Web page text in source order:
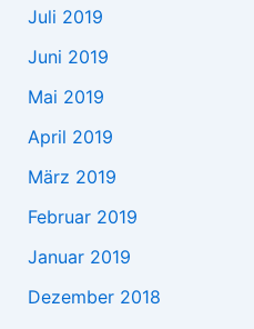
Juli 2019
Juni 2019
Mai 2019
April 2019
März 2019
Februar 2019
Januar 2019
Dezember 2018